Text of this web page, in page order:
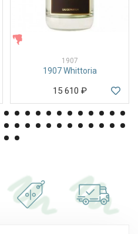
1907
1907 Whittoria
15 610 ₽